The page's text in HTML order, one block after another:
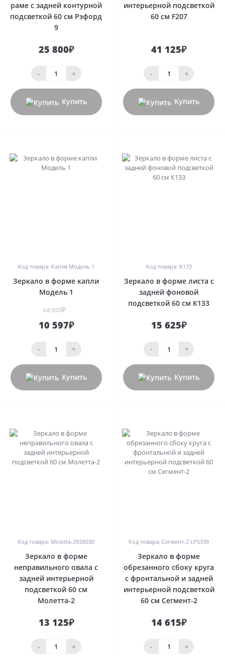
раме с задней контурной
подсветкой 60 см Рэфорд
9
25 800₽
- +
Купить
интерьерной подсветкой
60 см F207
41 125₽
- +
Купить
Код товара: Капля Модель 1
Зеркало в форме капли
Модель 1
14 244₽
10 597₽
- +
Купить
Код товара: К133
Зеркало в форме листа с
задней фоновой
подсветкой 60 см К133
15 625₽
- +
Купить
Код товара: Moletta-2RS8030
Зеркало в форме
неправильного овала с
задней интерьерной
подсветкой 60 см
Молетта-2
13 125₽
- +
Код товара: Сегмент-2 LPS339
Зеркало в форме
обрезанного сбоку круга
с фронтальной и задней
интерьерной подсветкой
60 см Сегмент-2
14 615₽
- +